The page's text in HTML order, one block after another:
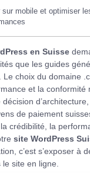
sur mobile et optimiser
en Suisse
que les guides
choix du domaine
et la conformité
de paiement
crédibilité, la
site WordPress
c’est s’exposer à
site en ligne.